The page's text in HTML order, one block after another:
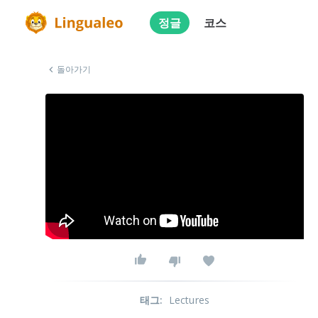
정글 코스
돌아가기
태그: Lectures